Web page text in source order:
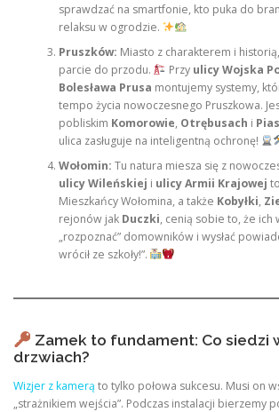
sprawdzać na smartfonie, kto puka do
relaksu w ogrodzie.
Pruszków: Miasto z charakterem i
parcie do przodu.
Przy ulicy Wojska
Bolesława Prusa montujemy systemy,
tempo życia nowoczesnego Pruszkowa.
pobliskim Komorowie, Otrębusach i
ulica zasługuje na inteligentną ochronę!
Wołomin: Tu natura miesza się z
ulicy Wileńskiej i ulicy Armii Krajowej
Mieszkańcy Wołomina, a także Kobyłki,
rejonów jak Duczki, cenią sobie to, że ich
„rozpoznać” domowników i wysłać
wrócił ze szkoły!”.
Zamek to fundament: Co siedzi
drzwiach?
Wizjer z kamerą to tylko połowa sukcesu. Musi on
„strażnikiem wejścia”. Podczas instalacji bierzemy